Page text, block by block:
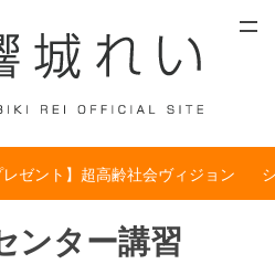
レゼント】超高齢社会ヴィジョン
ンター講習